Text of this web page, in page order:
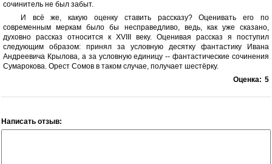
сочинитель не был забыт.
И всё же, какую оценку ставить рассказу? Оценивать его по
современным меркам было бы несправедливо, ведь, как уже сказано,
духовно рассказ относится к XVIII веку. Оценивая рассказ я поступил
следующим образом: принял за условную десятку фантастику Ивана
Андреевича Крылова, а за условную единицу -- фантастические сочинения
Сумарокова. Орест Сомов в таком случае, получает шестёрку.
Оценка: 5
Написать отзыв: